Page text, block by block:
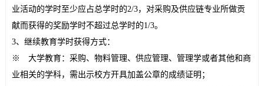
业活动的学时至少应占总学时的2/3，对采购及供应链专业所做贡
献而获得的奖励学时不超过总学时的1/3。
3、继续教育学时获得方式：
※ 大学教育：采购、物料管理、供应管理、管理学或者其他和商
业相关的学科，需出示校方开具加盖公章的成绩证明；